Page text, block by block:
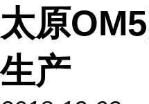
太原
生产